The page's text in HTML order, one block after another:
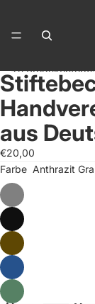
Zu
Bild
im
Vollbildmodus
Bild
im
Vollbildmodus
aus
€20,00
Farbe Anthrazit